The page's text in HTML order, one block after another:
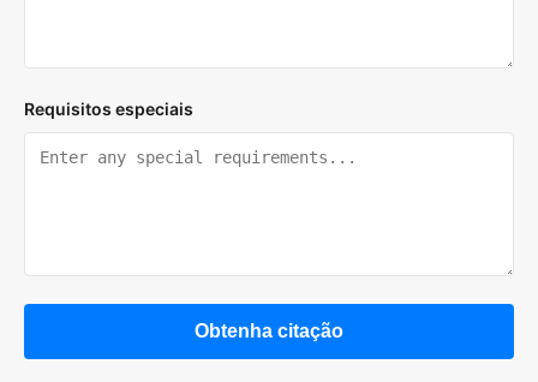
Requisitos especiais
Obtenha citação